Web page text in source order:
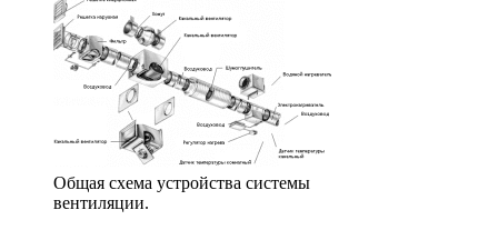
Общая схема устройства системы
вентиляции.